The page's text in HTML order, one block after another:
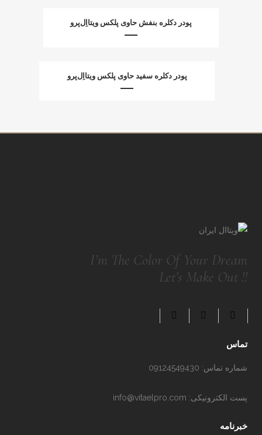
پودر دکلره بنفش حاوی پلکس ویتااِل‌پرو
پودر دکلره سفید حاوی پلکس ویتااِل‌پرو
I’m The Color Of Your Dream
Let’s Make Out !!
تماس
شماره تماس: 09124549430
پست الکترونیکی: info@vitaelpro.com
خبرنامه